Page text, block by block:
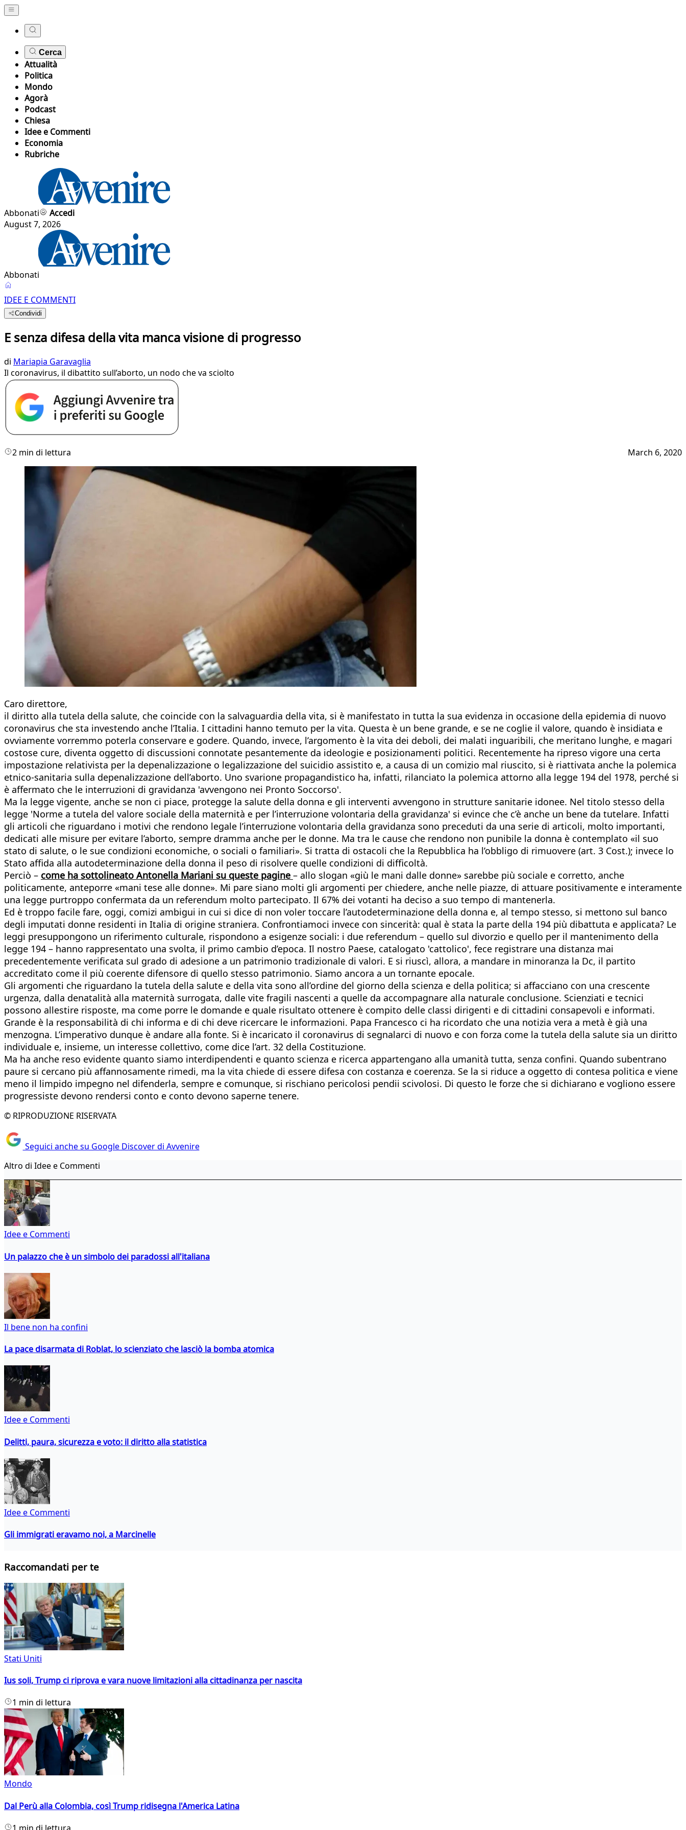
Cerca
Attualità
Politica
Mondo
Agorà
Podcast
Chiesa
Idee e Commenti
Economia
Rubriche
Abbonati
Accedi
August 7, 2026
Abbonati
IDEE E COMMENTI
Condividi
E senza difesa della vita manca visione di progresso
di Mariapia Garavaglia
Il coronavirus, il dibattito sull’aborto, un nodo che va sciolto
2 min di lettura March 6, 2020
Caro direttore,
il diritto alla tutela della salute, che coincide con la salvaguardia della vita, si è manifestato in tutta la sua evidenza in occasione della epidemia di nuovo
coronavirus che sta investendo anche l’Italia. I cittadini hanno temuto per la vita. Questa è un bene grande, e se ne coglie il valore, quando è insidiata e
ovviamente vorremmo poterla conservare e godere. Quando, invece, l’argomento è la vita dei deboli, dei malati inguaribili, che meritano lunghe, e magari
costose cure, diventa oggetto di discussioni connotate pesantemente da ideologie e posizionamenti politici. Recentemente ha ripreso vigore una certa
impostazione relativista per la depenalizzazione o legalizzazione del suicidio assistito e, a causa di un comizio mal riuscito, si è riattivata anche la polemica
etnico-sanitaria sulla depenalizzazione dell’aborto. Uno svarione propagandistico ha, infatti, rilanciato la polemica attorno alla legge 194 del 1978, perché si
è affermato che le interruzioni di gravidanza 'avvengono nei Pronto Soccorso'.
Ma la legge vigente, anche se non ci piace, protegge la salute della donna e gli interventi avvengono in strutture sanitarie idonee. Nel titolo stesso della
legge 'Norme a tutela del valore sociale della maternità e per l’interruzione volontaria della gravidanza' si evince che c’è anche un bene da tutelare. Infatti
gli articoli che riguardano i motivi che rendono legale l’interruzione volontaria della gravidanza sono preceduti da una serie di articoli, molto importanti,
dedicati alle misure per evitare l’aborto, sempre dramma anche per le donne. Ma tra le cause che rendono non punibile la donna è contemplato «il suo
stato di salute, o le sue condizioni economiche, o sociali o familiari». Si tratta di ostacoli che la Repubblica ha l’obbligo di rimuovere (art. 3 Cost.); invece lo
Stato affida alla autodeterminazione della donna il peso di risolvere quelle condizioni di difficoltà.
Perciò – come ha sottolineato Antonella Mariani su queste pagine – allo slogan «giù le mani dalle donne» sarebbe più sociale e corretto, anche
politicamente, anteporre «mani tese alle donne». Mi pare siano molti gli argomenti per chiedere, anche nelle piazze, di attuare positivamente e interamente
una legge purtroppo confermata da un referendum molto partecipato. Il 67% dei votanti ha deciso a suo tempo di mantenerla.
Ed è troppo facile fare, oggi, comizi ambigui in cui si dice di non voler toccare l’autodeterminazione della donna e, al tempo stesso, si mettono sul banco
degli imputati donne residenti in Italia di origine straniera. Confrontiamoci invece con sincerità: qual è stata la parte della 194 più dibattuta e applicata? Le
leggi presuppongono un riferimento culturale, rispondono a esigenze sociali: i due referendum – quello sul divorzio e quello per il mantenimento della
legge 194 – hanno rappresentato una svolta, il primo cambio d’epoca. Il nostro Paese, catalogato 'cattolico', fece registrare una distanza mai
precedentemente verificata sul grado di adesione a un patrimonio tradizionale di valori. E si riuscì, allora, a mandare in minoranza la Dc, il partito
accreditato come il più coerente difensore di quello stesso patrimonio. Siamo ancora a un tornante epocale.
Gli argomenti che riguardano la tutela della salute e della vita sono all’ordine del giorno della scienza e della politica; si affacciano con una crescente
urgenza, dalla denatalità alla maternità surrogata, dalle vite fragili nascenti a quelle da accompagnare alla naturale conclusione. Scienziati e tecnici
possono allestire risposte, ma come porre le domande e quale risultato ottenere è compito delle classi dirigenti e di cittadini consapevoli e informati.
Grande è la responsabilità di chi informa e di chi deve ricercare le informazioni. Papa Francesco ci ha ricordato che una notizia vera a metà è già una
menzogna. L’imperativo dunque è andare alla fonte. Si è incaricato il coronavirus di segnalarci di nuovo e con forza come la tutela della salute sia un diritto
individuale e, insieme, un interesse collettivo, come dice l’art. 32 della Costituzione.
Ma ha anche reso evidente quanto siamo interdipendenti e quanto scienza e ricerca appartengano alla umanità tutta, senza confini. Quando subentrano
paure si cercano più affannosamente rimedi, ma la vita chiede di essere difesa con costanza e coerenza. Se la si riduce a oggetto di contesa politica e viene
meno il limpido impegno nel difenderla, sempre e comunque, si rischiano pericolosi pendii scivolosi. Di questo le forze che si dichiarano e vogliono essere
progressiste devono rendersi conto e conto devono saperne tenere.
© RIPRODUZIONE RISERVATA
Seguici anche su Google Discover di Avvenire
Altro di Idee e Commenti
Idee e Commenti
Un palazzo che è un simbolo dei paradossi all'italiana
Il bene non ha confini
La pace disarmata di Roblat, lo scienziato che lasciò la bomba atomica
Idee e Commenti
Delitti, paura, sicurezza e voto: il diritto alla statistica
Idee e Commenti
Gli immigrati eravamo noi, a Marcinelle
Raccomandati per te
Stati Uniti
Ius soli, Trump ci riprova e vara nuove limitazioni alla cittadinanza per nascita
1 min di lettura
Mondo
Dal Perù alla Colombia, così Trump ridisegna l'America Latina